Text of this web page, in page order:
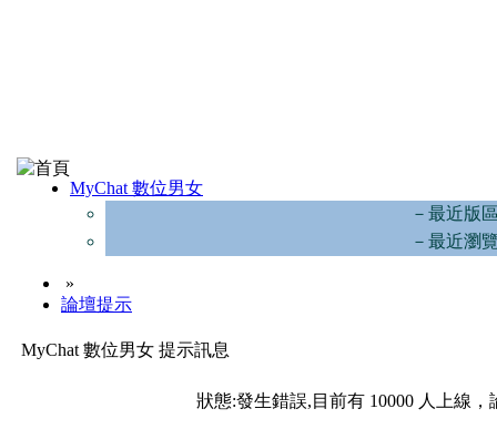
MyChat 數位男女
－最近版
－最近瀏
»
論壇提示
MyChat 數位男女 提示訊息
狀態:發生錯誤,目前有 10000 人上線